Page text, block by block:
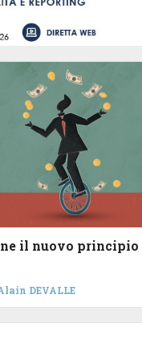
il nuovo principio
DEVALLE